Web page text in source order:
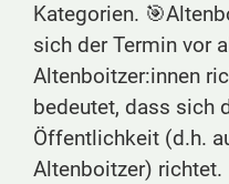
Kategorien.
sich der Termin vor
Altenboitzer:innen
bedeutet, dass sich
Öffentlichkeit (d.h.
Altenboitzer) richtet.